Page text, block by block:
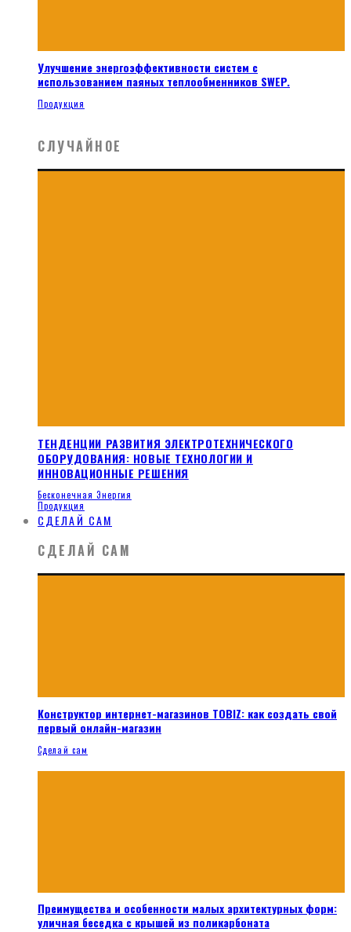
Улучшение энергоэффективности систем с
использованием паяных теплообменников SWEP.
Продукция
СЛУЧАЙНОЕ
ТЕНДЕНЦИИ РАЗВИТИЯ ЭЛЕКТРОТЕХНИЧЕСКОГО
ОБОРУДОВАНИЯ: НОВЫЕ ТЕХНОЛОГИИ И
ИННОВАЦИОННЫЕ РЕШЕНИЯ
Бесконечная Энергия
Продукция
СДЕЛАЙ САМ
СДЕЛАЙ САМ
Конструктор интернет-магазинов TOBIZ: как создать свой
первый онлайн-магазин
Сделай сам
Преимущества и особенности малых архитектурных форм:
уличная беседка с крышей из поликарбоната